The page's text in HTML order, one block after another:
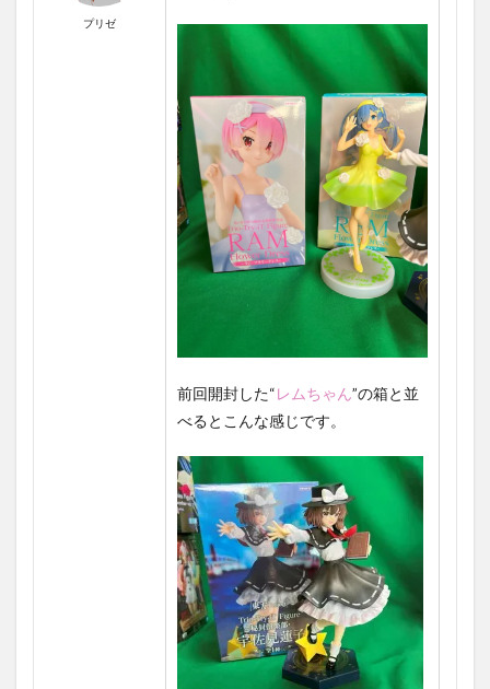
プリゼ
前回開封した“レムちゃん”の箱と並
べるとこんな感じです。